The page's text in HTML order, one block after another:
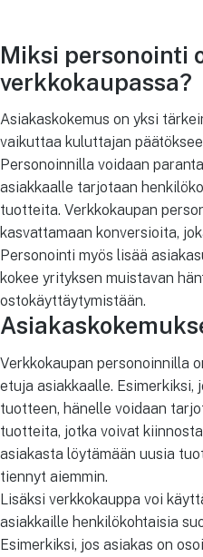
Miksi personointi
verkkokaupassa?
Asiakaskokemus on yksi
vaikuttaa kuluttajan
Personoinnilla voidaan
asiakkaalle tarjotaan
tuotteita. Verkkokaupan
kasvattamaan konversioita,
Personointi myös lisää
kokee yrityksen muistavan
ostokäyttäytymistään.
Verkkokaupan personoinnilla
etuja asiakkaalle.
tuotteen, hänelle voidaan
tuotteita, jotka voivat
asiakasta löytämään uusia
tiennyt aiemmin.
Lisäksi verkkokauppa voi
asiakkaille henkilökohtaisia
Esimerkiksi, jos asiakas on